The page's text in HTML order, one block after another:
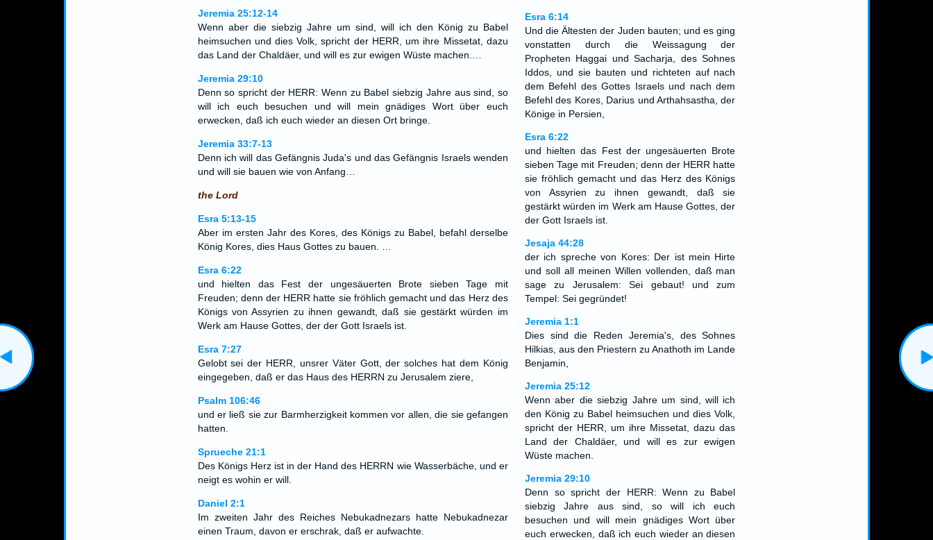
Jeremia 25:12-14
Wenn aber die siebzig Jahre um sind, will ich den König zu Babel
heimsuchen und dies Volk, spricht der HERR, um ihre Missetat, dazu
das Land der Chaldäer, und will es zur ewigen Wüste machen.…
Jeremia 29:10
Denn so spricht der HERR: Wenn zu Babel siebzig Jahre aus sind, so
will ich euch besuchen und will mein gnädiges Wort über euch
erwecken, daß ich euch wieder an diesen Ort bringe.
Jeremia 33:7-13
Denn ich will das Gefängnis Juda's und das Gefängnis Israels wenden
und will sie bauen wie von Anfang…
the Lord
Esra 5:13-15
Aber im ersten Jahr des Kores, des Königs zu Babel, befahl derselbe
König Kores, dies Haus Gottes zu bauen. …
Esra 6:22
und hielten das Fest der ungesäuerten Brote sieben Tage mit
Freuden; denn der HERR hatte sie fröhlich gemacht und das Herz des
Königs von Assyrien zu ihnen gewandt, daß sie gestärkt würden im
Werk am Hause Gottes, der der Gott Israels ist.
Esra 7:27
Gelobt sei der HERR, unsrer Väter Gott, der solches hat dem König
eingegeben, daß er das Haus des HERRN zu Jerusalem ziere,
Psalm 106:46
und er ließ sie zur Barmherzigkeit kommen vor allen, die sie gefangen
hatten.
Sprueche 21:1
Des Königs Herz ist in der Hand des HERRN wie Wasserbäche, und er
neigt es wohin er will.
Daniel 2:1
Im zweiten Jahr des Reiches Nebukadnezars hatte Nebukadnezar
einen Traum, davon er erschrak, daß er aufwachte.
Esra 6:14
Und die Ältesten der Juden bauten; und es ging
vonstatten durch die Weissagung der
Propheten Haggai und Sacharja, des Sohnes
Iddos, und sie bauten und richteten auf nach
dem Befehl des Gottes Israels und nach dem
Befehl des Kores, Darius und Arthahsastha, der
Könige in Persien,
Esra 6:22
und hielten das Fest der ungesäuerten Brote
sieben Tage mit Freuden; denn der HERR hatte
sie fröhlich gemacht und das Herz des Königs
von Assyrien zu ihnen gewandt, daß sie
gestärkt würden im Werk am Hause Gottes, der
der Gott Israels ist.
Jesaja 44:28
der ich spreche von Kores: Der ist mein Hirte
und soll all meinen Willen vollenden, daß man
sage zu Jerusalem: Sei gebaut! und zum
Tempel: Sei gegründet!
Jeremia 1:1
Dies sind die Reden Jeremia's, des Sohnes
Hilkias, aus den Priestern zu Anathoth im Lande
Benjamin,
Jeremia 25:12
Wenn aber die siebzig Jahre um sind, will ich
den König zu Babel heimsuchen und dies Volk,
spricht der HERR, um ihre Missetat, dazu das
Land der Chaldäer, und will es zur ewigen
Wüste machen.
Jeremia 29:10
Denn so spricht der HERR: Wenn zu Babel
siebzig Jahre aus sind, so will ich euch
besuchen und will mein gnädiges Wort über
euch erwecken, daß ich euch wieder an diesen